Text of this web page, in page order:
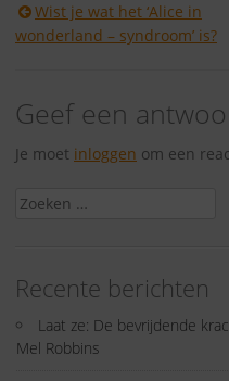
Berichtnavigatie
Wist je wat het ‘Alice in
wonderland – syndroom’ is?
Geef een
Je moet inloggen om een
Zoeken
Recente berichten
Laat ze: De bevrijdende
Mel Robbins